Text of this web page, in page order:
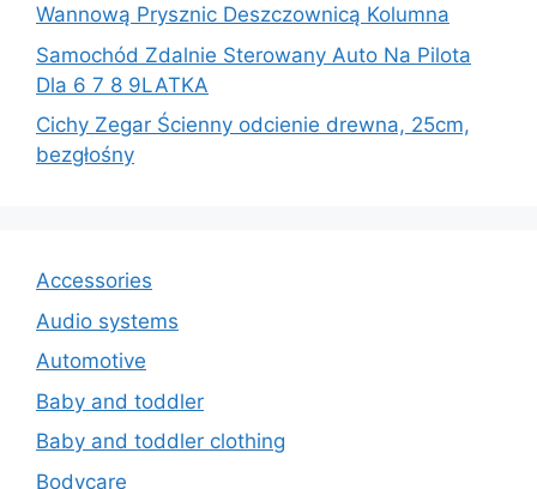
Wannową Prysznic Deszczownicą Kolumna
Samochód Zdalnie Sterowany Auto Na Pilota
Dla 6 7 8 9LATKA
Cichy Zegar Ścienny odcienie drewna, 25cm,
bezgłośny
Accessories
Audio systems
Automotive
Baby and toddler
Baby and toddler clothing
Bodycare